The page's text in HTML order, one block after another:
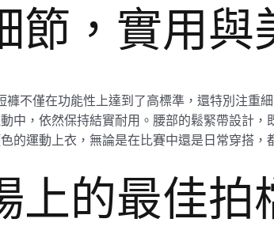
節，實用與
褲不僅在功能性上達到了高標準，還特別注重
中，依然保持結實耐用。腰部的鬆緊帶設計
的運動上衣，無論是在比賽中還是日常穿搭，
上的最佳拍